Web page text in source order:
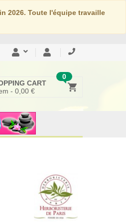
2026. Toute l'équipe travaille
0
CART
- 0,00 €